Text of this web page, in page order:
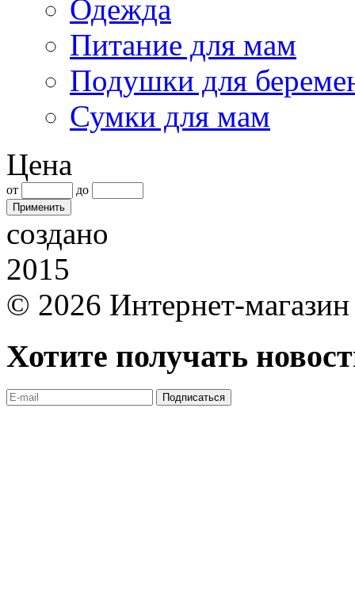
Одежда
Питание для мам
Подушки для
Сумки для мам
Цена
от до
создано
2015
© 2026 Интернет-
Хотите получать